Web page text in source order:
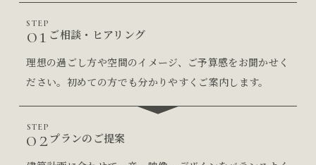
STEP
01 ご相談・ヒアリング
理想の過ごし方や空間のイメージ、ご予算感をお聞かせく
ださい。初めての方でも分かりやすくご案内します。
STEP
02 プランのご提案